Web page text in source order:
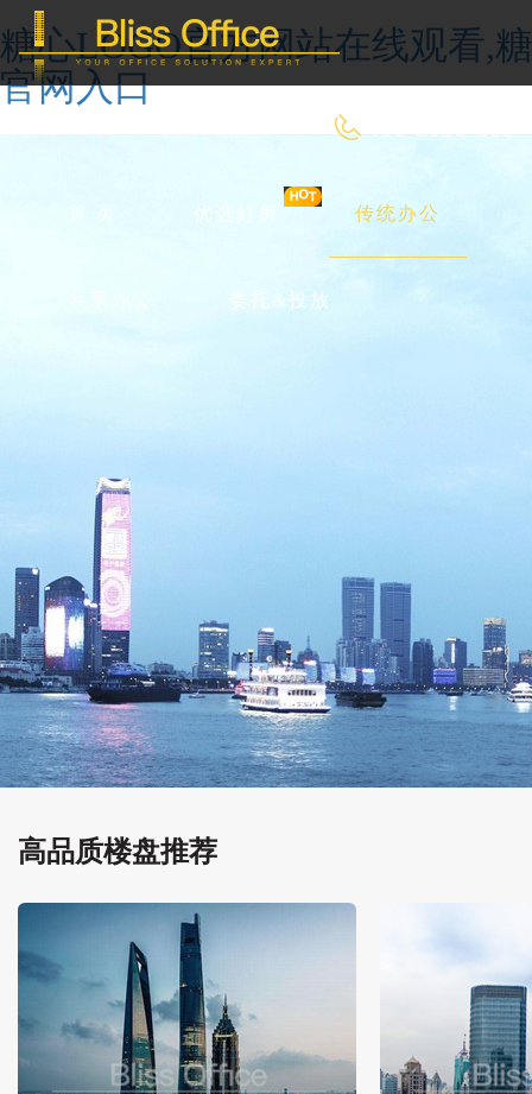
糖心LOGO官方网站在线观看,
官网入口
400-8090-660
首 页 优选好房 传统办公
委托&投放
高品质楼盘推荐